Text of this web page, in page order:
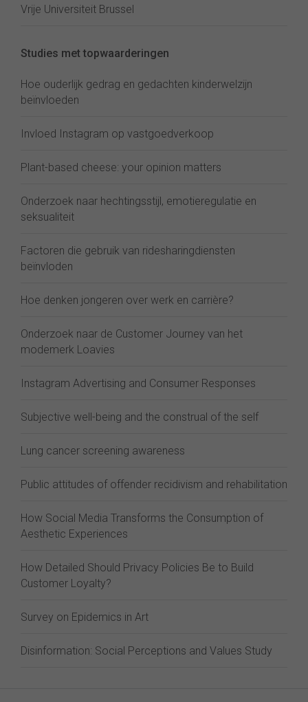
Vrije Universiteit Brussel
Studies met topwaarderingen
Hoe ouderlijk gedrag en gedachten kinderwelzijn
beïnvloeden
Invloed Instagram op vastgoedverkoop
Plant-based cheese: your opinion matters
Onderzoek naar hechtingsstijl, emotieregulatie en
seksualiteit
Factoren die gebruik van ridesharingdiensten
beïnvloden
Hoe denken jongeren over werk en carrière?
Onderzoek naar de Customer Journey van het
modemerk Loavies
Instagram Advertising and Consumer Responses
Subjective well-being and the construal of the self
Lung cancer screening awareness
Public attitudes of offender recidivism and rehabilitation
How Social Media Transforms the Consumption of
Aesthetic Experiences
How Detailed Should Privacy Policies Be to Build
Customer Loyalty?
Survey on Epidemics in Art
Disinformation: Social Perceptions and Values Study